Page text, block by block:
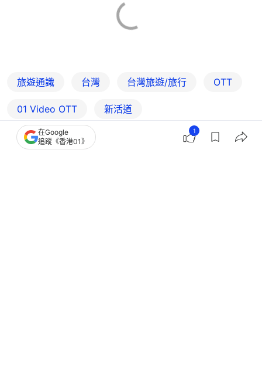
旅遊通識 台灣 台灣旅遊/旅行 OTT
01‌ ‌Video‌ ‌OTT 新活道
在Google
追蹤《香港01》
1